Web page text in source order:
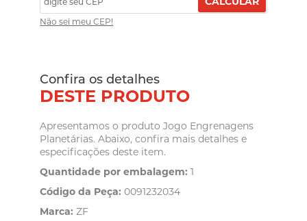
Não sei meu CEP!
Confira os detalhes
DESTE PRODUTO
Apresentamos o produto Jogo Engrenagens
Planetárias. Abaixo, confira mais detalhes e
especificações deste item.
Quantidade por embalagem: 1
Código da Peça: 0091232034
Marca: ZF